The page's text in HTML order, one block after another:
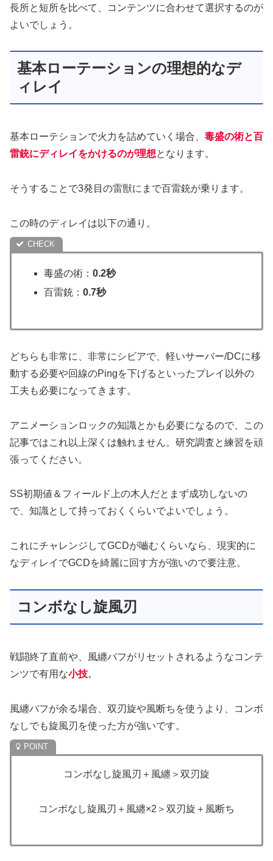
長所と短所を比べて、コンテンツに合わせて選択するのが
よいでしょう。
基本ローテーションの理想的なデ
ィレイ
基本ローテションで火力を詰めていく場合、 毒盛の術と百
雷銃にディレイをかけるのが理想となります。
そうすることで3発目の雷獣にまで百雷銃が乗ります。
この時のディレイは以下の通り。
毒盛の術：0.2秒
百雷銃：0.7秒
どちらも非常に、非常にシビアで、軽いサーバー/DCに移
動する必要や回線のPingを下げるといったプレイ以外の
工夫も必要になってきます。
アニメーションロックの知識とかも必要になるので、この
記事ではこれ以上深くは触れません。研究調査と練習を頑
張ってください。
SS初期値＆フィールド上の木人だとまず成功しないの
で、知識として持っておくくらいでよいでしょう。
これにチャレンジしてGCDが嚙むくらいなら、現実的に
なディレイでGCDを綺麗に回す方が強いので要注意。
コンボなし旋風刃
戦闘終了直前や、風纏バフがリセットされるようなコンテ
ンツで有用な小技。
風纏バフが余る場合、双刃旋や風断ちを使うより、コンボ
なしでも旋風刃を使った方が強いです。
コンボなし旋風刃＋風纏＞双刃旋
コンボなし旋風刃＋風纏×2＞双刃旋＋風断ち